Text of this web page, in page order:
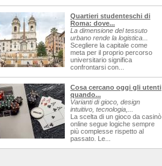
Quartieri studenteschi di
Roma: dove...
La dimensione del tessuto
urbano rende la logistica...
Scegliere la capitale come
meta per il proprio percorso
universitario significa
confrontarsi con...
Cosa cercano oggi gli utenti
quando...
Varianti di gioco, design
intuitivo, tecnologia,...
La scelta di un gioco da casinò
online segue logiche sempre
più complesse rispetto al
passato. Le...